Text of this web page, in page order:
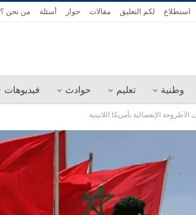
استطلاع لكم التعليق مقالات حوار أسئلة من نحن ؟
وطنية تعليم حوادث فيديوهات
الإنفصالية بأمريكا اللاتينية